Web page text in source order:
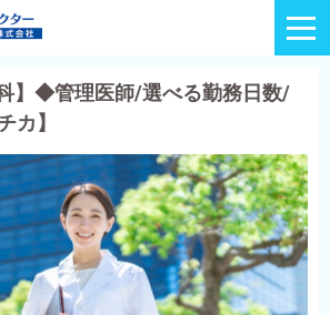
】◆管理医師/選べる勤務日数/
カ】